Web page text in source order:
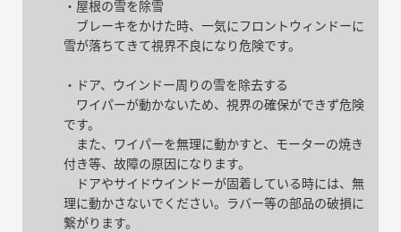
・屋根の雪を除雪
ブレーキをかけた時、一気にフロントウィンドーに
雪が落ちてきて視界不良になり危険です。
・ドア、ウインドー周りの雪を除去する
ワイパーが動かないため、視界の確保ができず危険
です。
また、ワイパーを無理に動かすと、モーターの焼き
付き等、故障の原因になります。
ドアやサイドウインドーが固着している時には、無
理に動かさないでください。ラバー等の部品の破損に
繋がります。